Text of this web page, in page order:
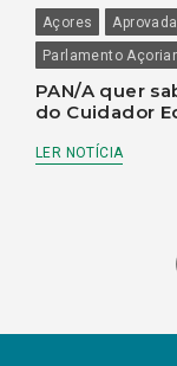
Açores
Parlamento
PAN/A quer
do Cuidador
LER NOTÍCIA